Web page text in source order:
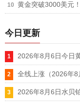
黄金突破3000美元
今日更新
2026年8月6日今日
全线上涨（2026年